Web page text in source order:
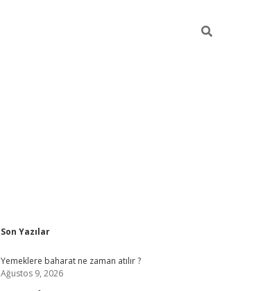
Sidebar
Son Yazılar
Yemeklere baharat ne zaman atılır ?
Ağustos 9, 2026